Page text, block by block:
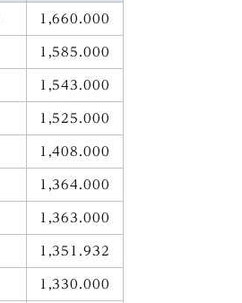
1,660.000
1,585.000
1,543.000
1,525.000
1,408.000
1,364.000
1,363.000
1,351.932
1,330.000